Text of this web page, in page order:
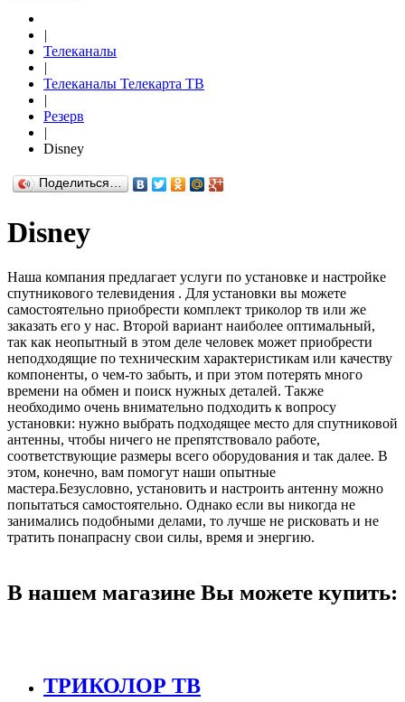
|
Телеканалы
|
Телеканалы Телекарта ТВ
|
Резерв
|
Disney
Поделиться…
Disney
Наша компания предлагает услуги по установке и настройке
спутникового телевидения . Для установки вы можете
самостоятельно приобрести комплект триколор тв или же
заказать его у нас. Второй вариант наиболее оптимальный,
так как неопытный в этом деле человек может приобрести
неподходящие по техническим характеристикам или качеству
компоненты, о чем-то забыть, и при этом потерять много
времени на обмен и поиск нужных деталей. Также
необходимо очень внимательно подходить к вопросу
установки: нужно выбрать подходящее место для спутниковой
антенны, чтобы ничего не препятствовало работе,
соответствующие размеры всего оборудования и так далее. В
этом, конечно, вам помогут наши опытные
мастера.Безусловно, установить и настроить антенну можно
попытаться самостоятельно. Однако если вы никогда не
занимались подобными делами, то лучше не рисковать и не
тратить понапрасну свои силы, время и энергию.
В нашем магазине Вы можете купить:
ТРИКОЛОР ТВ